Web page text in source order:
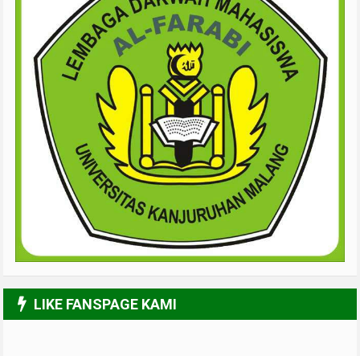
LIKE FANSPAGE KAMI